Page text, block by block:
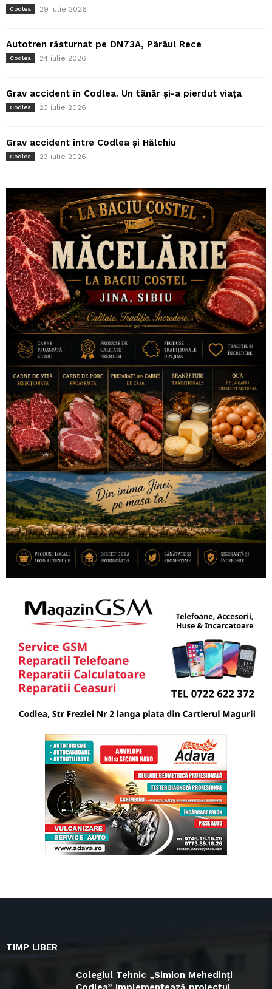
Codlea 29 iulie 2026
Autotren răsturnat pe DN73A, Pârâul Rece
Codlea 24 iulie 2026
Grav accident în Codlea. Un tânăr și-a pierdut viața
Codlea 23 iulie 2026
Grav accident între Codlea și Hălchiu
Codlea 23 iulie 2026
TIMP LIBER
Colegiul Tehnic „Simion Mehedinți